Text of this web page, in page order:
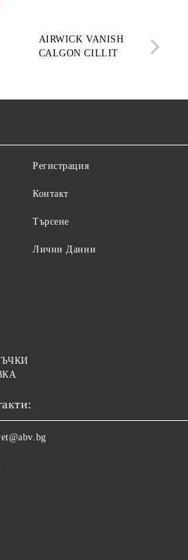
AIRWICK VANISH
CALGON CILLIT
Регистрация
Контакт
Търсене
Лични Данни